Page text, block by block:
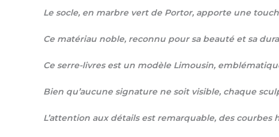
Le socle, en marbre vert de Portor, apporte une
Ce matériau noble, reconnu pour sa beauté et sa
Ce serre-livres est un modèle Limousin,
Bien qu’aucune signature ne soit visible, chaque
L’attention aux détails est remarquable, des